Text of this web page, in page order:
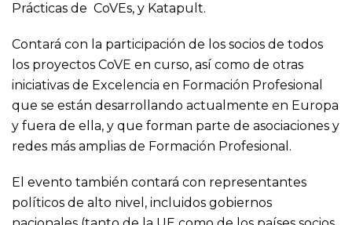
Prácticas de CoVEs, y Katapult.
Contará con la participación de los socios de todos
los proyectos CoVE en curso, así como de otras
iniciativas de Excelencia en Formación Profesional
que se están desarrollando actualmente en Europa
y fuera de ella, y que forman parte de asociaciones y
redes más amplias de Formación Profesional.
El evento también contará con representantes
políticos de alto nivel, incluidos gobiernos